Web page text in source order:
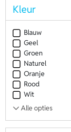
Kleur
Blauw
Geel
Groen
Naturel
Oranje
Rood
Wit